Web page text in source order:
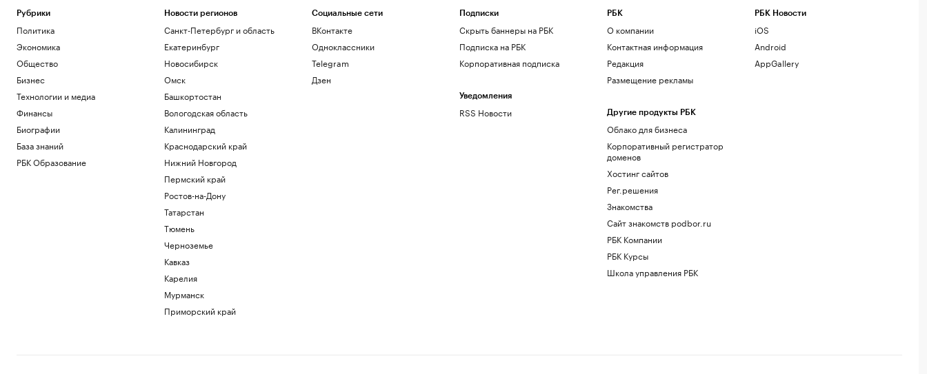
Общество
Как сохранить средства во времена
нестабильности рынков
РБК и Сбер
В Баренцевом море нашли затонувшее
Daily Mail узнала о плане «королевских
похорон» экс-принца Эндрю
Политика
Эксперт «Альфа-Денег» рассказала,
Инвестиции
бункеры. Чего они боятся и куда хотят
показали кадры с Моджтабой Хаменеи.
Рубрики
Политика
Экономика
Общество
Бизнес
Технологии и медиа
Финансы
Биографии
База знаний
РБК Образование
Новости регионов
Санкт-Петербург и область
Екатеринбург
Новосибирск
Омск
Башкортостан
Вологодская область
Калининград
Краснодарский край
Нижний Новгород
Пермский край
Ростов-на-Дону
Татарстан
Тюмень
Черноземье
Кавказ
Карелия
Мурманск
Приморский край
Социальные сети
ВКонтакте
Одноклассники
Telegram
Дзен
Подписки
Скрыть баннеры на РБК
Подписка на РБК
Корпоративная подписка
Уведомления
RSS Новости
РБК
О компании
Контактная информация
Редакция
Размещение рекламы
Другие продукты РБК
Облако для бизнеса
Корпоративный регистратор
доменов
Хостинг сайтов
Рег.решения
Знакомства
Сайт знакомств podbor.ru
РБК Компании
РБК Курсы
Школа управления РБК
РБК Новости
iOS
Android
AppGallery